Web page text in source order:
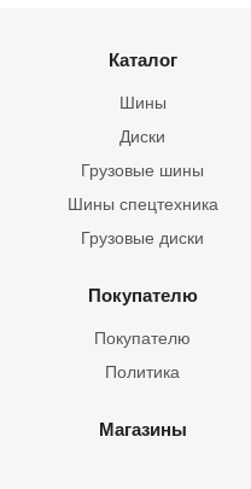
Каталог
Шины
Грузовые шины
Шины спецтехника
Диски
Грузовые диски
Покупателю
Покупателю
Политика
Магазины